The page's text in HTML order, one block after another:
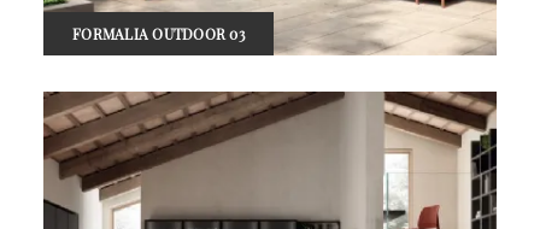
FORMALIA OUTDOOR 03